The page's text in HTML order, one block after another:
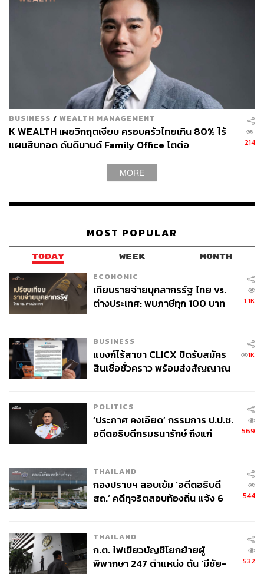
TAGS: THE WISDOM เดอะวิสดอมกสิกรไทย
ABOUT THE AUTHOR
กองบรรณาธิการ THE STANDARD LIFE
BUSINESS / WEALTH MANAGEMENT
K WEALTH เผยวิกฤตเงียบ ครอบครัวไทยเกิน 80% ไร้
แผนสืบทอด ดันดีมานด์ Family Office โตต่อ
214
MORE
MOST POPULAR
TODAY WEEK MONTH
ECONOMIC
เทียบรายจ่ายบุคลากรรัฐ ไทย vs.
ต่างประเทศ: พบภาษีทุก 100 บาท
1.1K
BUSINESS
แบงก์ไร้สาขา CLICX ปิดรับสมัคร
สินเชื่อชั่วคราว พร้อมส่งสัญญาณ
1K
POLITICS
‘ประภาศ คงเอียด’ กรรมการ ป.ป.ช.
อดีตอธิบดีกรมธนารักษ์ ถึงแก่
569
THAILAND
กองปราบฯ สอบเข้ม ‘อดีตอธิบดี
สถ.’ คดีทุจริตสอบท้องถิ่น แจ้ง 6
544
THAILAND
ก.ต. ไฟเขียวบัญชีโยกย้ายผู้
พิพากษา 247 ตำแหน่ง ดัน ‘มีชัย-
532